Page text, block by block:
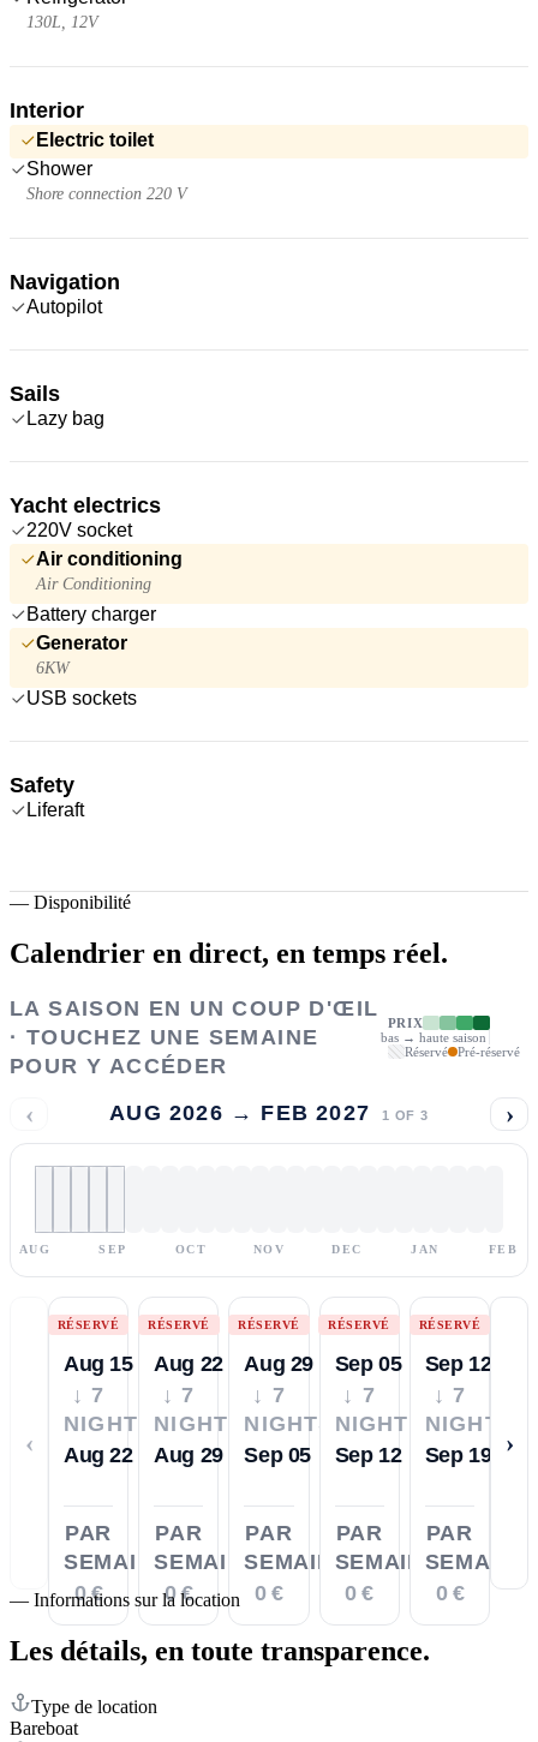
130L, 12V
Interior
Electric toilet
Shower
Shore connection 220 V
Navigation
Autopilot
Sails
Lazy bag
Yacht electrics
220V socket
Air conditioning
Air Conditioning
Battery charger
Generator
6KW
USB sockets
Safety
Liferaft
— Disponibilité
Calendrier en direct, en temps réel.
LA SAISON EN UN COUP D'ŒIL
· TOUCHEZ UNE SEMAINE
POUR Y ACCÉDER
PRIX
bas → haute saison
Réservé
Pré-réservé
‹ AUG 2026 → FEB 2027 1 OF 3 ›
AUG SEP OCT NOV DEC JAN FEB
‹
RÉSERVÉ
Aug 15
↓ 7
NIGHTS
Aug 22
PAR
SEMAINE
0 €
RÉSERVÉ
Aug 22
↓ 7
NIGHTS
Aug 29
PAR
SEMAINE
0 €
RÉSERVÉ
Aug 29
↓ 7
NIGHTS
Sep 05
PAR
SEMAINE
0 €
RÉSERVÉ
Sep 05
↓ 7
NIGHTS
Sep 12
PAR
SEMAINE
0 €
RÉSERVÉ
Sep 12
↓ 7
NIGHTS
Sep 19
PAR
SEMAINE
0 €
›
— Informations sur la location
Les détails, en toute transparence.
Type de location
Bareboat